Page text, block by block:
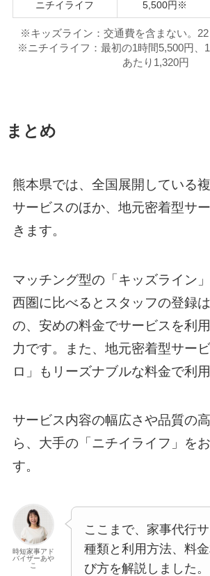
ニチイライフ 5,500円※
※キッズライン：交通費を含まない。
※ニチイライフ：最初の1時間5,500円、
あたり1,320円
まとめ
熊本県では、全国展開している
サービスのほか、地元密着型サ
きます。
マッチング型の「キッズライン
西圏に比べるとスタッフの登録
の、安めの料金でサービスを利
力です。また、地元密着型サー
ロ」もリーズナブルな料金で利用
サービス内容の幅広さや品質の
ら、大手の「ニチイライフ」を
す。
時短家事アド
バイザーあや
こ
ここまで、家事代行
種類と利用方法、料
び方を解説しました